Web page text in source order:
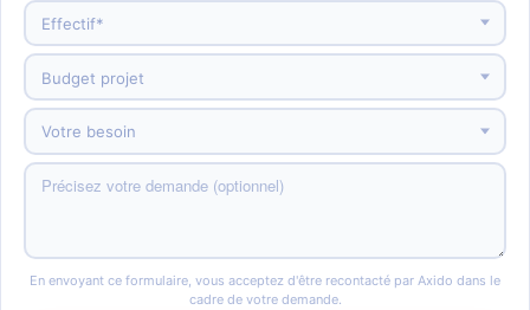
En envoyant ce formulaire, vous acceptez d'être recontacté par Axido dans le
cadre de votre demande.